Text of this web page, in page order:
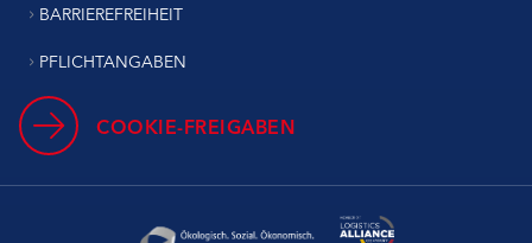
BARRIEREFREIHEIT
PFLICHTANGABEN
COOKIE-FREIGABEN